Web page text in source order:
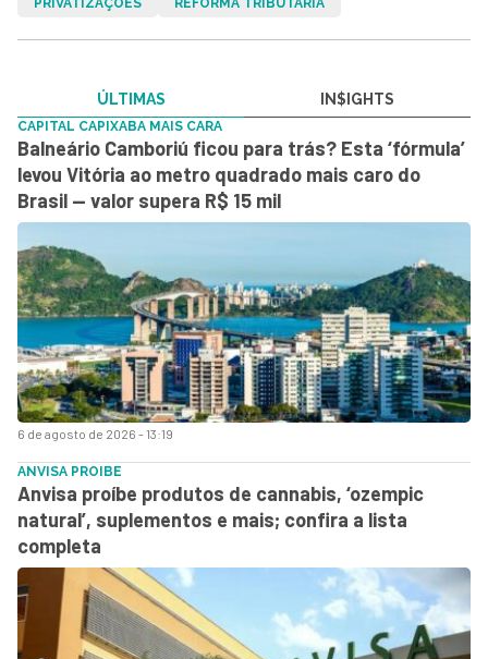
PRIVATIZAÇÕES
REFORMA TRIBUTÁRIA
ÚLTIMAS IN$IGHTS
6 de agosto de 2026 - 13:19
CAPITAL CAPIXABA MAIS CARA
Balneário Camboriú ficou para trás? Esta ‘fórmula’
levou Vitória ao metro quadrado mais caro do
Brasil — valor supera R$ 15 mil
ANVISA PROIBE
Anvisa proíbe produtos de cannabis, ‘ozempic
natural’, suplementos e mais; confira a lista
completa